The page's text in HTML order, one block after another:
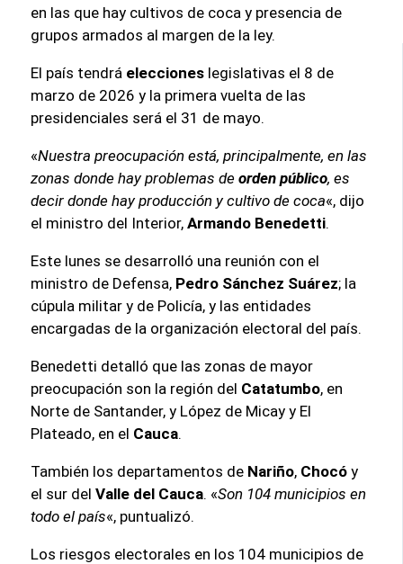
en las que hay cultivos de coca y presencia de
grupos armados al margen de la ley.
El país tendrá elecciones legislativas el 8 de
marzo de 2026 y la primera vuelta de las
presidenciales será el 31 de mayo.
«Nuestra preocupación está, principalmente, en las
zonas donde hay problemas deorden público, es
decir donde hay producción y cultivo de coca«, dijo
el ministro del Interior,Armando Benedetti.
Este lunes se desarrolló una reunión con el
ministro de Defensa, Pedro Sánchez Suárez; la
cúpula militar y de Policía, y las entidades
encargadas de la organización electoral del país.
Benedetti detalló que las zonas de mayor
preocupación son la región del Catatumbo, en
Norte de Santander, y López de Micay y El
Plateado, en el Cauca.
También los departamentos de Nariño, Chocóy
el sur delValle del Cauca. «Son 104 municipios en
todo el país«, puntualizó.
Los riesgos electorales en los 104 municipios de